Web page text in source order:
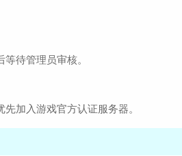
待管理员审核。
加入游戏官方认证服务器。